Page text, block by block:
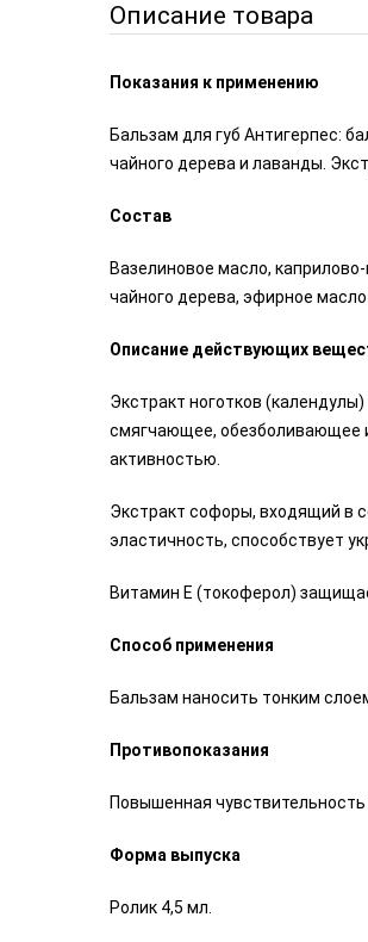
Описание товара
Показания к применению
Бальзам для губ Антигерпес:
чайного дерева и лаванды.
Состав
Вазелиновое масло,
чайного дерева, эфирное
Описание действующих
Экстракт ноготков
смягчающее, обезболивающее
активностью.
Экстракт софоры, входящий в
эластичность, способствует
Витамин Е (токоферол)
Способ применения
Бальзам наносить тонким
Противопоказания
Повышенная
Форма выпуска
Ролик 4,5 мл.